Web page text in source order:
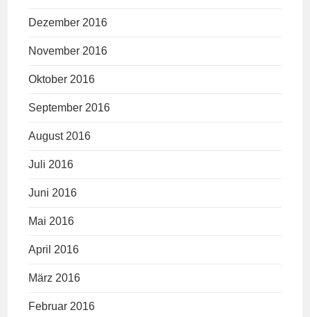
Dezember 2016
November 2016
Oktober 2016
September 2016
August 2016
Juli 2016
Juni 2016
Mai 2016
April 2016
März 2016
Februar 2016